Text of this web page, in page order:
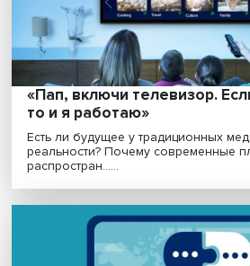
От смартфона до
нанотехнологии